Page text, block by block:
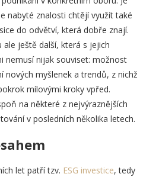
nabyté znalosti chtějí využít také
do odvětví, která dobře znají.
ještě další, která s jejich
nemusí nijak souviset: možnost
nových myšlenek a trendů, z nichž
mílovými kroky vpřed.
na některé z nejvýraznějších
v posledních několika letech.
let patří tzv. ESG investice, tedy